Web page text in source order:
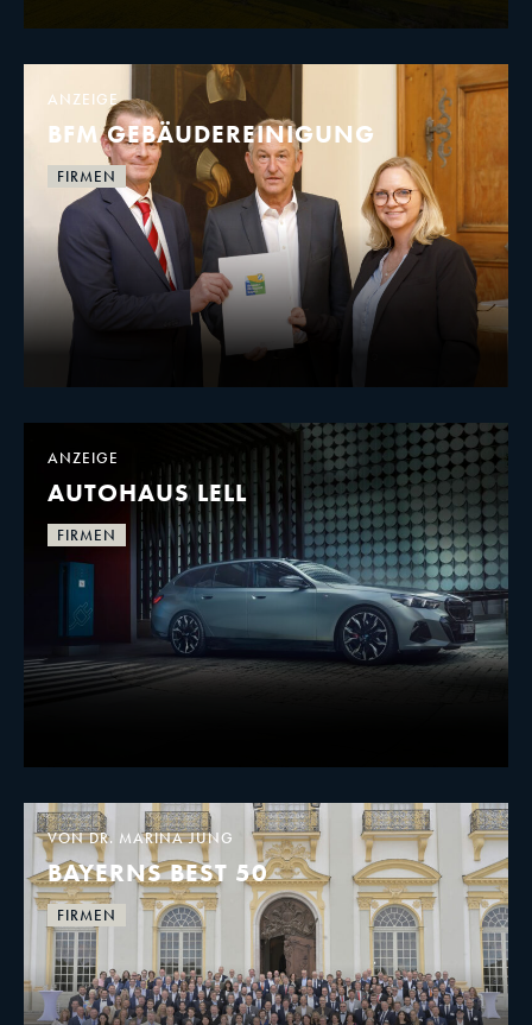
ANZEIGE
BFM GEBÄUDEREINIGUNG
FIRMEN
ANZEIGE
AUTOHAUS LELL
FIRMEN
VON DR. MARINA JUNG
BAYERNS BEST 50
FIRMEN